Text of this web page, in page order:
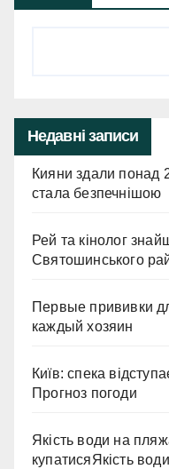
Недавні записи
Кияни здали понад
стала безпечнішою
Рей та кінолог
Святошинського
Первые прививки
каждый хозяин
Київ: спека
Прогноз погоди
Якість води на
купатисяЯкість